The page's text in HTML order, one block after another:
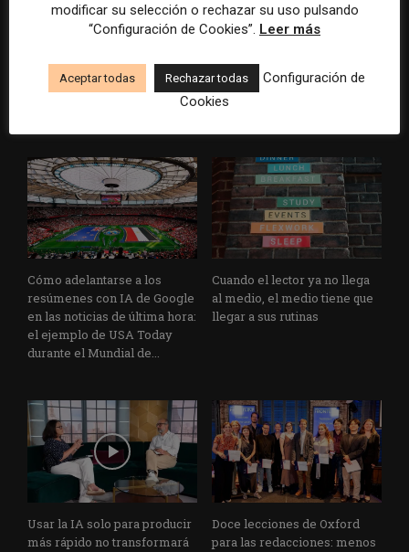
Los medios tienen audiencia,
cómo activar a los lectores
que siguen las noticias en
El buzón como nueva
medios para conquistar
ciudad a ciudad
Cómo adelantarse a los
resúmenes con IA de Google
en las noticias de última hora:
el ejemplo de USA Today
durante el Mundial de...
Cuando el lector ya no llega
al medio, el medio tiene que
llegar a sus rutinas
Usar la IA solo para producir
más rápido no transformará
Doce lecciones de Oxford
para las redacciones: menos
modificar su selección o rechazar su uso pulsando
“Configuración de Cookies”. Leer más
Aceptar todas Rechazar todas
Configuración de
Cookies